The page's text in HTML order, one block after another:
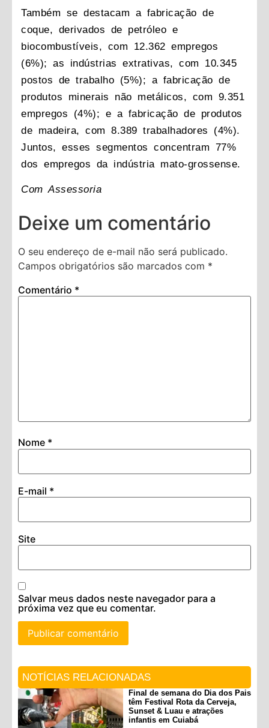
Também se destacam a fabricação de
coque, derivados de petróleo e
biocombustíveis, com 12.362 empregos
(6%); as indústrias extrativas, com 10.345
postos de trabalho (5%); a fabricação de
produtos minerais não metálicos, com 9.351
empregos (4%); e a fabricação de produtos
de madeira, com 8.389 trabalhadores (4%).
Juntos, esses segmentos concentram 77%
dos empregos da indústria mato-grossense.
Com Assessoria
Deixe um comentário
O seu endereço de e-mail não será publicado.
Campos obrigatórios são marcados com *
Comentário *
Nome *
E-mail *
Site
Salvar meus dados neste navegador para a
próxima vez que eu comentar.
NOTÍCIAS RELACIONADAS
Final de semana do Dia dos Pais
têm Festival Rota da Cerveja,
Sunset & Luau e atrações
infantis em Cuiabá